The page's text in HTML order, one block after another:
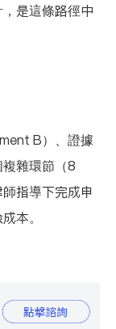
是這條路徑中
B）、證據
雜環節（8
指導下完成申
本。